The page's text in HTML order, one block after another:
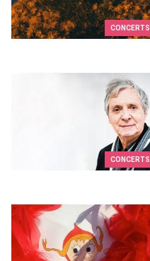
CONCERTS
CONCERTS